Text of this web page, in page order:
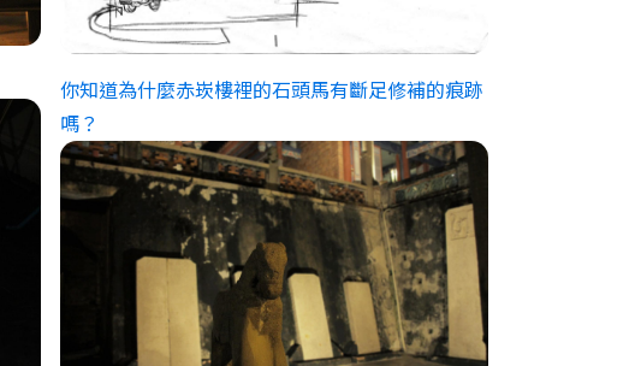
你知道為什麼赤崁樓裡的石頭馬有斷足修補的痕跡
嗎？